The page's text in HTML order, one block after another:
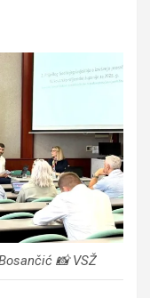
📸 VSŽ